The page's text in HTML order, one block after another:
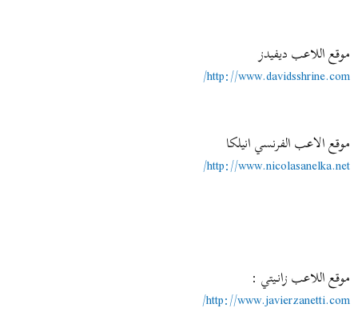
موقع اللاعب ديفيدز
http://www.davidsshrine.com/
موقع الاعب الفرنسي انيلكا
http://www.nicolasanelka.net/
موقع اللاعب زانــيتي :
http://www.javierzanetti.com/